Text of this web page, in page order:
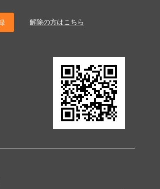
解除の方はこちら